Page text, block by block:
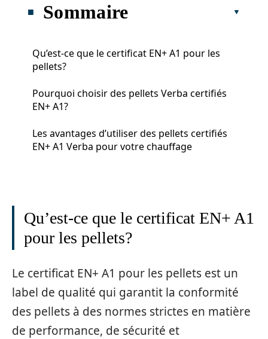
Sommaire
Qu’est-ce que le certificat EN+ A1 pour les
pellets?
Pourquoi choisir des pellets Verba certifiés
EN+ A1?
Les avantages d’utiliser des pellets certifiés
EN+ A1 Verba pour votre chauffage
Qu’est-ce que le certificat EN+ A1
pour les pellets?
Le certificat EN+ A1 pour les pellets est un
label de qualité qui garantit la conformité
des pellets à des normes strictes en matière
de performance, de sécurité et